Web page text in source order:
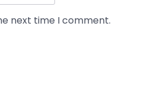
next time I comment.